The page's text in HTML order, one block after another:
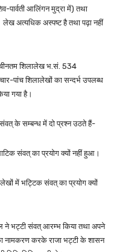
पार्वती आलिंगन मुद्रा में) तथा
लेख अत्यधिक अस्पष्ट है तथा पढ़ा नहीं
शिलालेख भ.सं. 534
पांच शिलालेखों का सन्दर्भ उपलब्ध
गया है।
के सम्बन्ध में दो प्रश्न उठते हैं-
संवत् का प्रयोग क्यों नहीं हुआ।
में भट्टिक संवत् का प्रयोग क्यों
ने भट्टी संवत् आरम्भ किया तथा अपने
करके राजा भट्टी के शासन